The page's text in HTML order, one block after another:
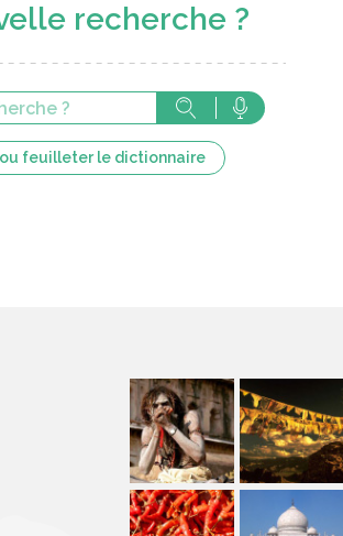
recherche ?
feuilleter le dictionnaire